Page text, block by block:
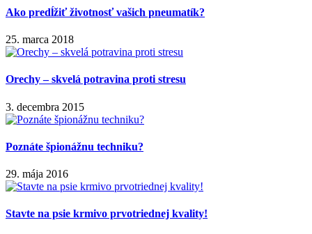
Ako predĺžiť životnosť vašich pneumatík?
25. marca 2018
Orechy – skvelá potravina proti stresu
3. decembra 2015
Poznáte špionážnu techniku?
29. mája 2016
Stavte na psie krmivo prvotriednej kvality!